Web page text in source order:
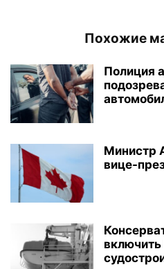
Похожие
Полиция
Министр
вице-